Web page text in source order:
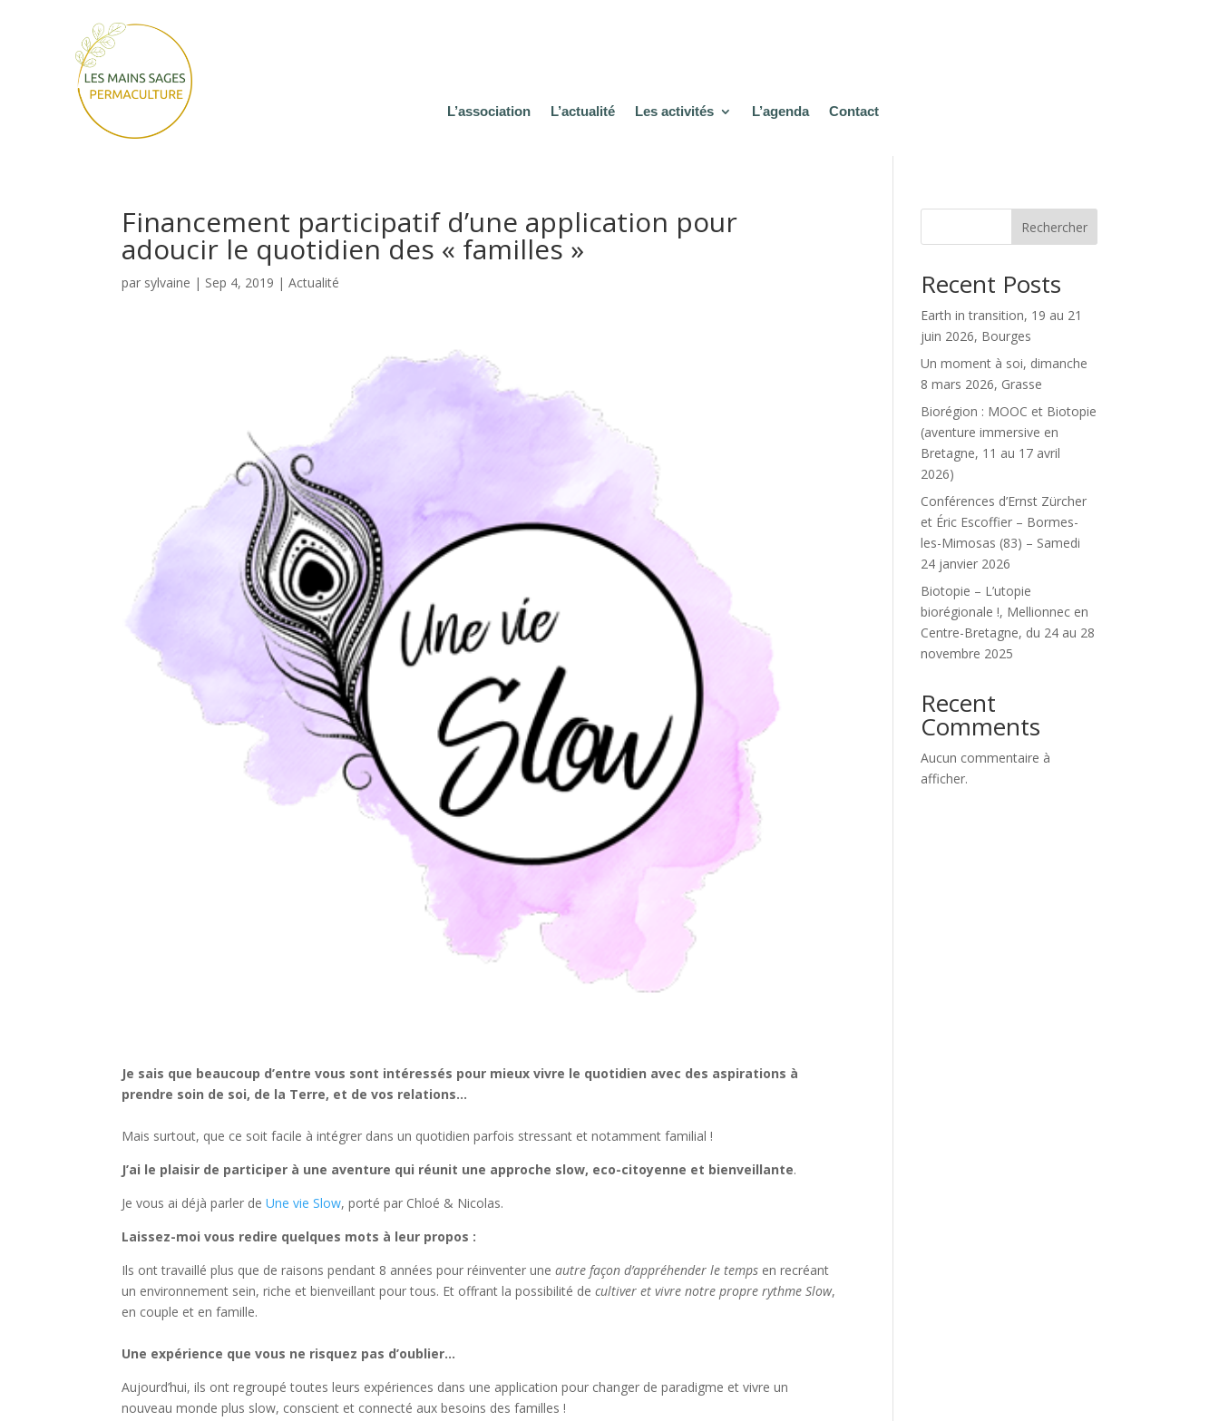
L’association L’actualité Les activités L’agenda Contact
Financement participatif d’une application pour
adoucir le quotidien des « familles »
par sylvaine | Sep 4, 2019 |Actualité
Je sais que beaucoup d’entre vous sont intéressés pour mieux vivre le quotidien avec des aspirations à
prendre soin de soi, de la Terre, et de vos relations…
Mais surtout, que ce soit facile à intégrer dans un quotidien parfois stressant et notamment familial !
J’ai le plaisir de participer à une aventure qui réunit une approche slow, eco-citoyenne et bienveillante.
Je vous ai déjà parler deUne vie Slow, porté par Chloé & Nicolas.
Laissez-moi vous redire quelques mots à leur propos :
Ils ont travaillé plus que de raisons pendant 8 années pour réinventer uneautre façon d’appréhender le temps en recréant
un environnement sein, riche et bienveillant pour tous. Et offrant la possibilité decultiver et vivre notre propre rythme Slow,
en couple et en famille.
Une expérience que vous ne risquez pas d’oublier…
Aujourd’hui, ils ont regroupé toutes leurs expériences dans une application pour changer de paradigme et vivre un
nouveau monde plus slow, conscient et connecté aux besoins des familles !
Rechercher
Recent Posts
Earth in transition, 19 au 21
juin 2026, Bourges
Un moment à soi, dimanche
8 mars 2026, Grasse
Biorégion : MOOC et Biotopie
(aventure immersive en
Bretagne, 11 au 17 avril
2026)
Conférences d’Ernst Zürcher
et Éric Escoffier – Bormes-
les-Mimosas (83) – Samedi
24 janvier 2026
Biotopie – L’utopie
biorégionale !, Mellionnec en
Centre-Bretagne, du 24 au 28
novembre 2025
Recent
Comments
Aucun commentaire à
afficher.